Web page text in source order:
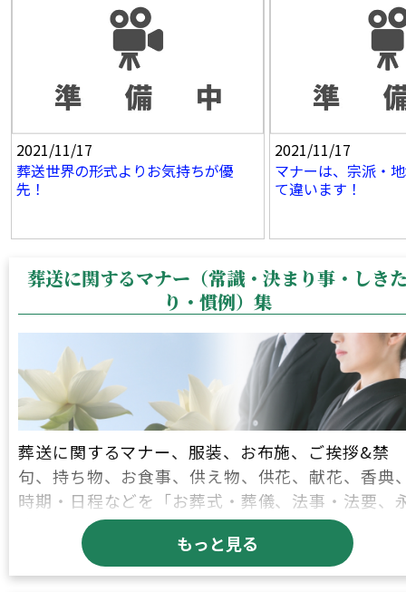
2021/11/17
葬送世界の形式よりお気持ちが優
先！
2021/11/17
マナーは、宗派・
て違います！
葬送に関するマナー（常識・決まり事・しき
り・慣例）集
葬送に関するマナー、服装、お布施、ご挨拶&禁
句、持ち物、お食事、供え物、供花、献花、香典
時期・日程などを「お葬式・葬儀、法事・法要、
代供養の納骨式・散骨、建墓（お墓建立）・お墓
り、お仏壇じまい®・お仏壇処分、手元供養」ごと
にご紹介します。
もっと見る